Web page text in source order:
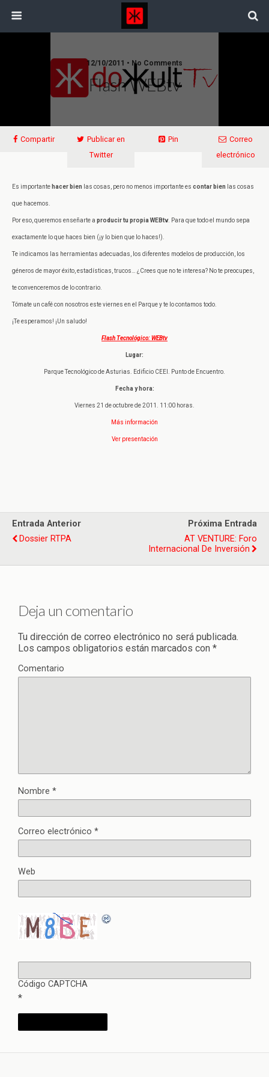
12/10/2011 • No Comments
Flash WEBtv
Compartir
Publicar en
Twitter
Pin
Correo
electrónico
Es importante hacer bien las cosas, pero no menos importante es contar bien las cosas
que hacemos.
Por eso, queremos enseñarte a producir tu propia WEBtv. Para que todo el mundo sepa
exactamente lo que haces bien (¡y lo bien que lo haces!).
Te indicamos las herramientas adecuadas, los diferentes modelos de producción, los
géneros de mayor éxito, estadísticas, trucos… ¿Crees que no te interesa? No te preocupes,
te convenceremos de lo contrario.
Tómate un café con nosotros este viernes en el Parque y te lo contamos todo.
¡Te esperamos! ¡Un saludo!
Flash Tecnológico: WEBtv
Lugar:
Parque Tecnológico de Asturias. Edificio CEEI. Punto de Encuentro.
Fecha y hora:
Viernes 21 de octubre de 2011. 11:00 horas.
Más información
Ver presentación
Entrada Anterior
Dossier RTPA
Próxima Entrada
AT VENTURE: Foro
Internacional De Inversión
Deja un comentario
Tu dirección de correo electrónico no será publicada.
Los campos obligatorios están marcados con *
Comentario
Nombre *
Correo electrónico *
Web
Código CAPTCHA
*